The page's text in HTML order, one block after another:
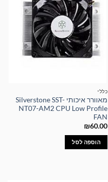
כללי
מאוורר איכותי Silverstone SST-
NT07-AM2 CPU Low Profile
FAN
₪60.00
הוספה לסל